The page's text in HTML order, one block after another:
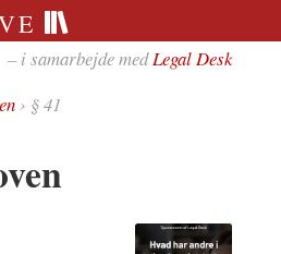
– i samarbejde medLegal Desk
› § 41